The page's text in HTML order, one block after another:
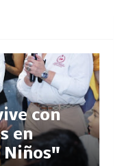
con
en
Niños"